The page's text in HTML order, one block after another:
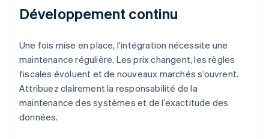
Développement continu
Une fois mise en place, l’intégration nécessite une
maintenance régulière. Les prix changent, les règles
fiscales évoluent et de nouveaux marchés s’ouvrent.
Attribuez clairement la responsabilité de la
maintenance des systèmes et de l’exactitude des
données.